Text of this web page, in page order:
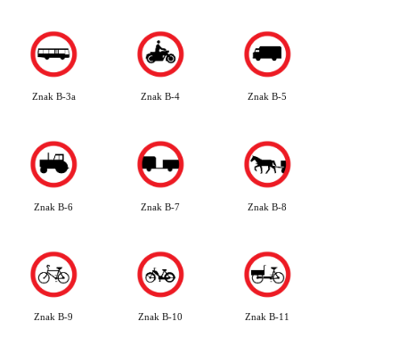
Znak B-3a Znak B-4 Znak B-5
Znak B-6 Znak B-7 Znak B-8
Znak B-9 Znak B-10 Znak B-11